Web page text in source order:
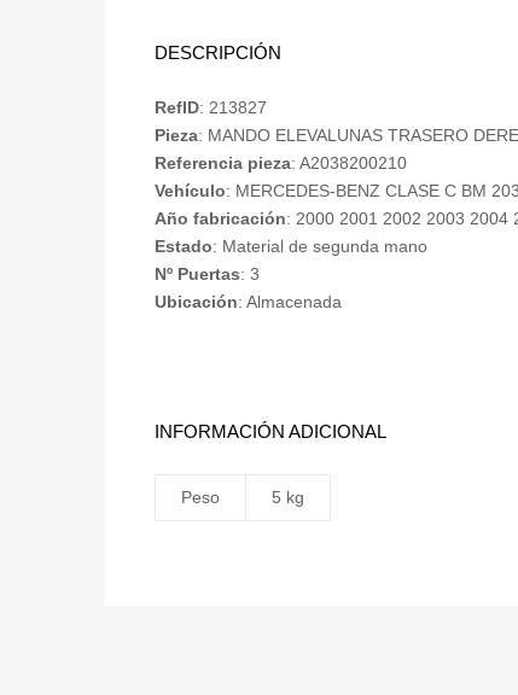
DESCRIPCIÓN
RefID: 213827
Pieza: MANDO ELEVALUNAS TRASERO
Referencia pieza: A2038200210
Vehículo: MERCEDES-BENZ CLASE C BM
Año fabricación: 2000 2001 2002 2003 2004
Estado: Material de segunda mano
Nº Puertas: 3
Ubicación: Almacenada
INFORMACIÓN ADICIONAL
Peso 5 kg